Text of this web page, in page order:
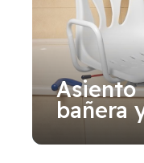
Asiento
bañera